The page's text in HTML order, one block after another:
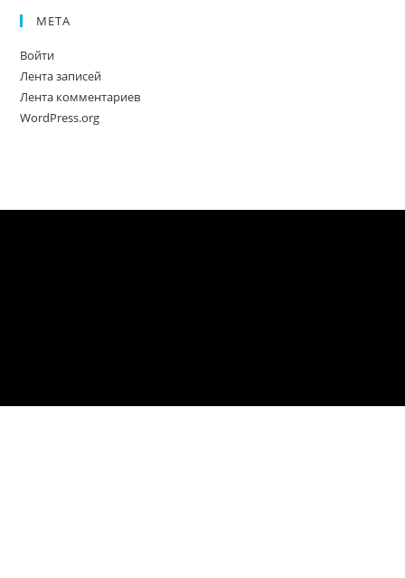
МЕТА
Войти
Лента записей
Лента комментариев
WordPress.org